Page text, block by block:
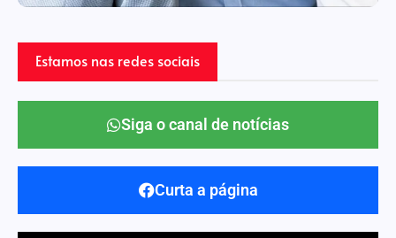
Estamos nas redes sociais
Siga o canal de notícias
Curta a página